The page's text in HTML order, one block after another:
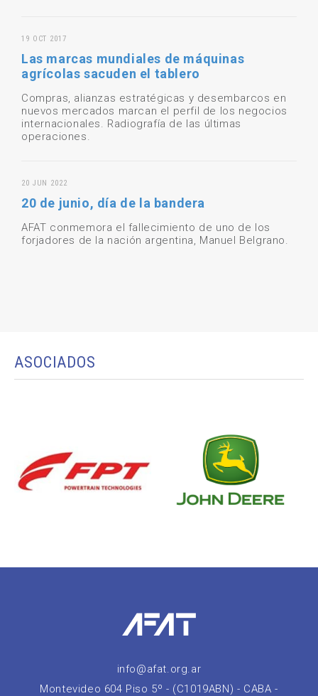
19 OCT 2017
Las marcas mundiales de máquinas
agrícolas sacuden el tablero
Compras, alianzas estratégicas y desembarcos en
nuevos mercados marcan el perfil de los negocios
internacionales. Radiografía de las últimas
operaciones.
20 JUN 2022
20 de junio, día de la bandera
AFAT conmemora el fallecimiento de uno de los
forjadores de la nación argentina, Manuel Belgrano.
ASOCIADOS
info@afat.org.ar
Montevideo 604 Piso 5º - (C1019ABN) - CABA -